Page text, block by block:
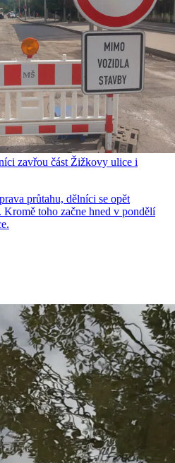
zavřou část Žižkovy ulice i
průtahu, dělníci se opět
toho začne hned v pondělí